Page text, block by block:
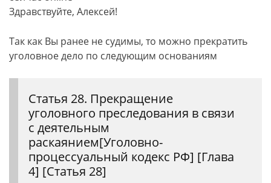
Здравствуйте, Алексей!
Так как Вы ранее не судимы, то можно прекратить
уголовное дело по следующим основаниям
Статья 28. Прекращение
уголовного преследования в связи
с деятельным
раскаянием[Уголовно-
процессуальный кодекс РФ] [Глава
4] [Статья 28]